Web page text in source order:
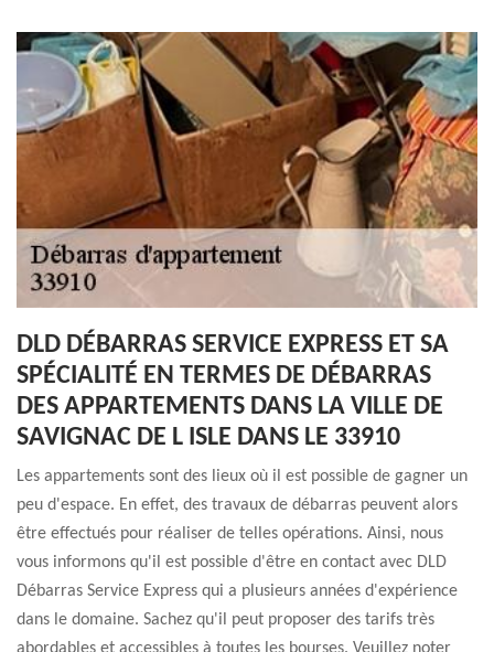
DLD DÉBARRAS SERVICE EXPRESS ET SA
SPÉCIALITÉ EN TERMES DE DÉBARRAS
DES APPARTEMENTS DANS LA VILLE DE
SAVIGNAC DE L ISLE DANS LE 33910
Les appartements sont des lieux où il est possible de gagner un
peu d'espace. En effet, des travaux de débarras peuvent alors
être effectués pour réaliser de telles opérations. Ainsi, nous
vous informons qu'il est possible d'être en contact avec DLD
Débarras Service Express qui a plusieurs années d'expérience
dans le domaine. Sachez qu'il peut proposer des tarifs très